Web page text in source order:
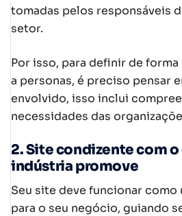
tomadas pelos responsáveis
setor.
Por isso, para definir de
a personas, é preciso pensar
envolvido, isso inclui
necessidades das
2. Site condizente com o
indústria promove
Seu site deve funcionar como
para o seu negócio, guiando